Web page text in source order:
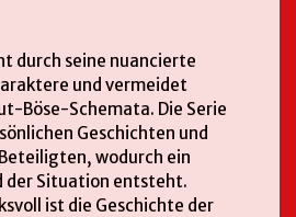
durch seine nuancierte
und vermeidet
Böse-Schemata. Die Serie
Geschichten und
wodurch ein
der Situation entsteht.
ist die Geschichte der